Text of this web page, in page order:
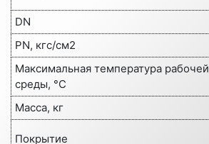
DN
PN, кгс/см2
Максимальная температура рабочей
среды, °C
Масса, кг
Покрытие